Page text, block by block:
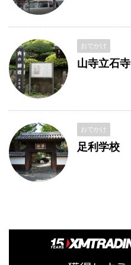
おでかけ
山寺立石寺
おでかけ
足利学校